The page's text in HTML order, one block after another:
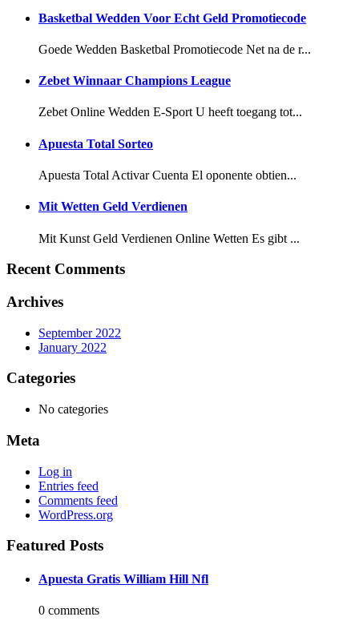
Basketbal Wedden Voor Echt Geld Promotiecode
Goede Wedden Basketbal Promotiecode Net na de r...
Zebet Winnaar Champions League
Zebet Online Wedden E-Sport U heeft toegang tot...
Apuesta Total Sorteo
Apuesta Total Activar Cuenta El oponente obtien...
Mit Wetten Geld Verdienen
Mit Kunst Geld Verdienen Online Wetten Es gibt ...
Recent Comments
Archives
September 2022
January 2022
Categories
No categories
Meta
Log in
Entries feed
Comments feed
WordPress.org
Featured Posts
Apuesta Gratis William Hill Nfl
0 comments